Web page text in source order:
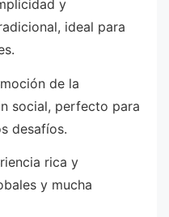
y
ideal para
de la
social, perfecto para
desafíos.
rica y
y mucha